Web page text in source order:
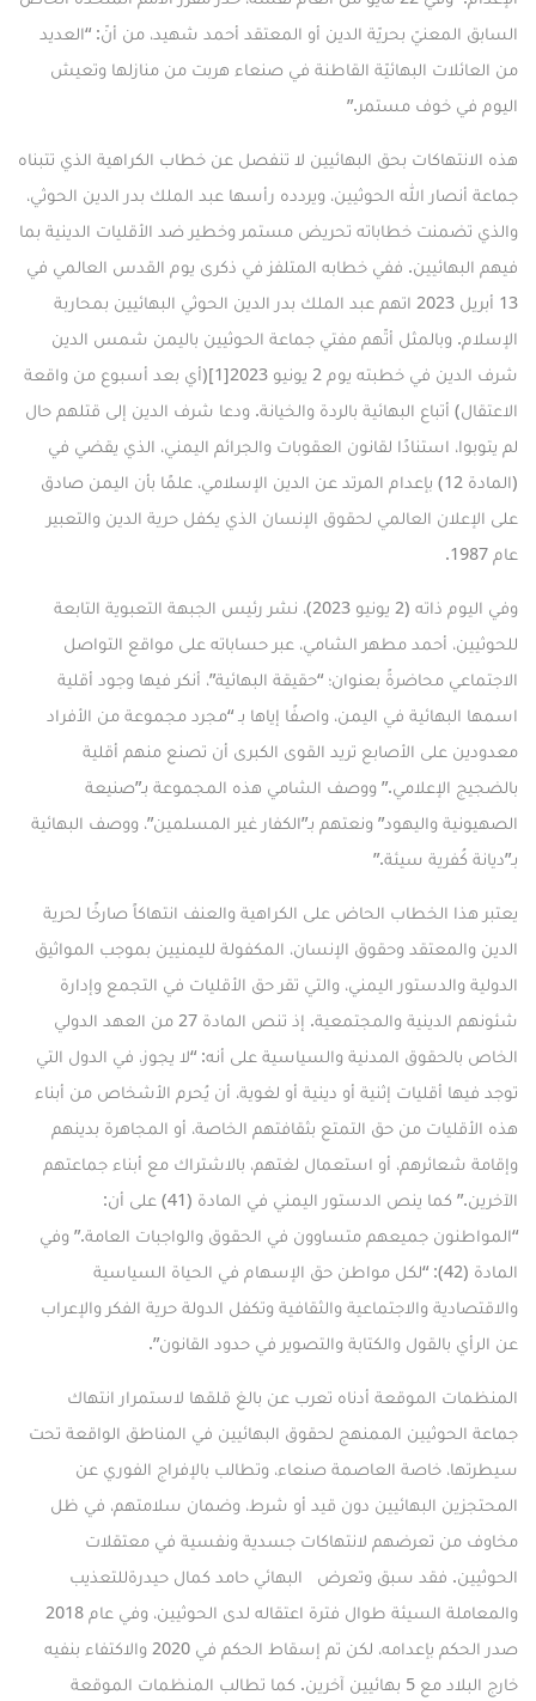
السابق المعنيّ بحريّة الدين أو المعتقد أحمد شهيد، من أنّ: “العديد
من العائلات البهائيّة القاطنة في صنعاء هربت من منازلها وتعيش
اليوم في خوف مستمر.”
هذه الانتهاكات بحق البهائيين لا تنفصل عن خطاب الكراهية الذي تتبناه
جماعة أنصار الله الحوثيين، ويردده رأسها عبد الملك بدر الدين الحوثي،
والذي تضمنت خطاباته تحريض مستمر وخطير ضد الأقليات الدينية بما
فيهم البهائيين. ففي خطابه المتلفز في ذكرى يوم القدس العالمي في
13 أبريل 2023 اتهم عبد الملك بدر الدين الحوثي البهائيين بمحاربة
الإسلام. وبالمثل أتّهم مفتي جماعة الحوثيين باليمن شمس الدين
شرف الدين في خطبته يوم 2 يونيو 2023 [1]
(أي بعد أسبوع من واقعة
الاعتقال) أتباع البهائية بالردة والخيانة. ودعا شرف الدين إلى قتلهم حال
لم يتوبوا، استنادًا لقانون العقوبات والجرائم اليمني، الذي يقضي في
(المادة 12) بإعدام المرتد عن الدين الإسلامي، علمًا بأن اليمن صادق
على الإعلان العالمي لحقوق الإنسان الذي يكفل حرية الدين والتعبير
عام 1987.
وفي اليوم ذاته (2 يونيو 2023)، نشر رئيس الجبهة التعبوية التابعة
للحوثيين، أحمد مطهر الشامي، عبر حساباته على مواقع التواصل
الاجتماعي محاضرةً بعنوان؛ “حقيقة البهائية”، أنكر فيها وجود أقلية
اسمها البهائية في اليمن، واصفًا إياها بـ “مجرد مجموعة من الأفراد
معدودين على الأصابع تريد القوى الكبرى أن تصنع منهم أقلية
بالضجيج الإعلامي.” ووصف الشامي هذه المجموعة بـ”صنيعة
الصهيونية واليهود” ونعتهم بـ”الكفار غير المسلمين”، ووصف البهائية
بـ”ديانة كُفرية سيئة.”
يعتبر هذا الخطاب الحاض على الكراهية والعنف انتهاكاً صارخًا لحرية
الدين والمعتقد وحقوق الإنسان، المكفولة لليمنيين بموجب المواثيق
الدولية والدستور اليمني، والتي تقر حق الأقليات في التجمع وإدارة
شئونهم الدينية والمجتمعية. إذ تنص المادة 27 من العهد الدولي
الخاص بالحقوق المدنية والسياسية على أنه: “لا يجوز، في الدول التي
توجد فيها أقليات إثنية أو دينية أو لغوية، أن يُحرم الأشخاص من أبناء
هذه الأقليات من حق التمتع بثقافتهم الخاصة، أو المجاهرة بدينهم
وإقامة شعائرهم، أو استعمال لغتهم، بالاشتراك مع أبناء جماعتهم
الآخرين.” كما ينص الدستور اليمني في المادة (41) على أن:
“المواطنون جميعهم متساوون في الحقوق والواجبات العامة.” وفي
المادة (42): “لكل مواطن حق الإسهام في الحياة السياسية
والاقتصادية والاجتماعية والثقافية وتكفل الدولة حرية الفكر والإعراب
عن الرأي بالقول والكتابة والتصوير في حدود القانون”.
المنظمات الموقعة أدناه تعرب عن بالغ قلقها لاستمرار انتهاك
جماعة الحوثيين الممنهج لحقوق البهائيين في المناطق الواقعة تحت
سيطرتها، خاصة العاصمة صنعاء، وتطالب بالإفراج الفوري عن
المحتجزين البهائيين دون قيد أو شرط، وضمان سلامتهم، في ظل
مخاوف من تعرضهم لانتهاكات جسدية ونفسية في معتقلات
الحوثيين. فقد سبق وتعرض
البهائي حامد كمال حيدرةللتعذيب
والمعاملة السيئة طوال فترة اعتقاله لدى الحوثيين، وفي عام 2018
صدر الحكم بإعدامه، لكن تم إسقاط الحكم في 2020 والاكتفاء بنفيه
خارج البلاد مع 5 بهائيين آخرين. كما تطالب المنظمات الموقعة